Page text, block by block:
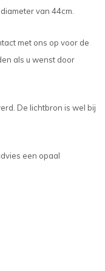
van 44cm.
met ons op voor de
als u wenst door
De lichtbron is wel bij
een opaal